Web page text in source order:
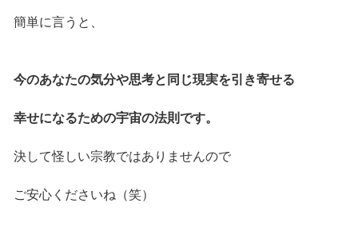
簡単に言うと、
今のあなたの気分や思考と同じ現実を引き寄せる
幸せになるための宇宙の法則です。
決して怪しい宗教ではありませんので
ご安心くださいね（笑）